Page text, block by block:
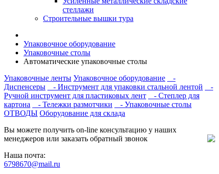
стеллажи
Строительные вышки тура
Упаковочное оборудование
Упаковочные столы
Автоматические упаковочные столы
Упаковочные ленты Упаковочное оборудование
-
Диспенсеры
- Инструмент для упаковки стальной лентой
-
Ручной инструмент для пластиковых лент
- Степлер для
картона
- Тележки размотчики
- Упаковочные столы
ОТВОДЫ Оборудование для склада
Вы можете получить on-line консультацию у наших
менеджеров или заказать обратный звонок
Наша почта:
6798670@mail.ru